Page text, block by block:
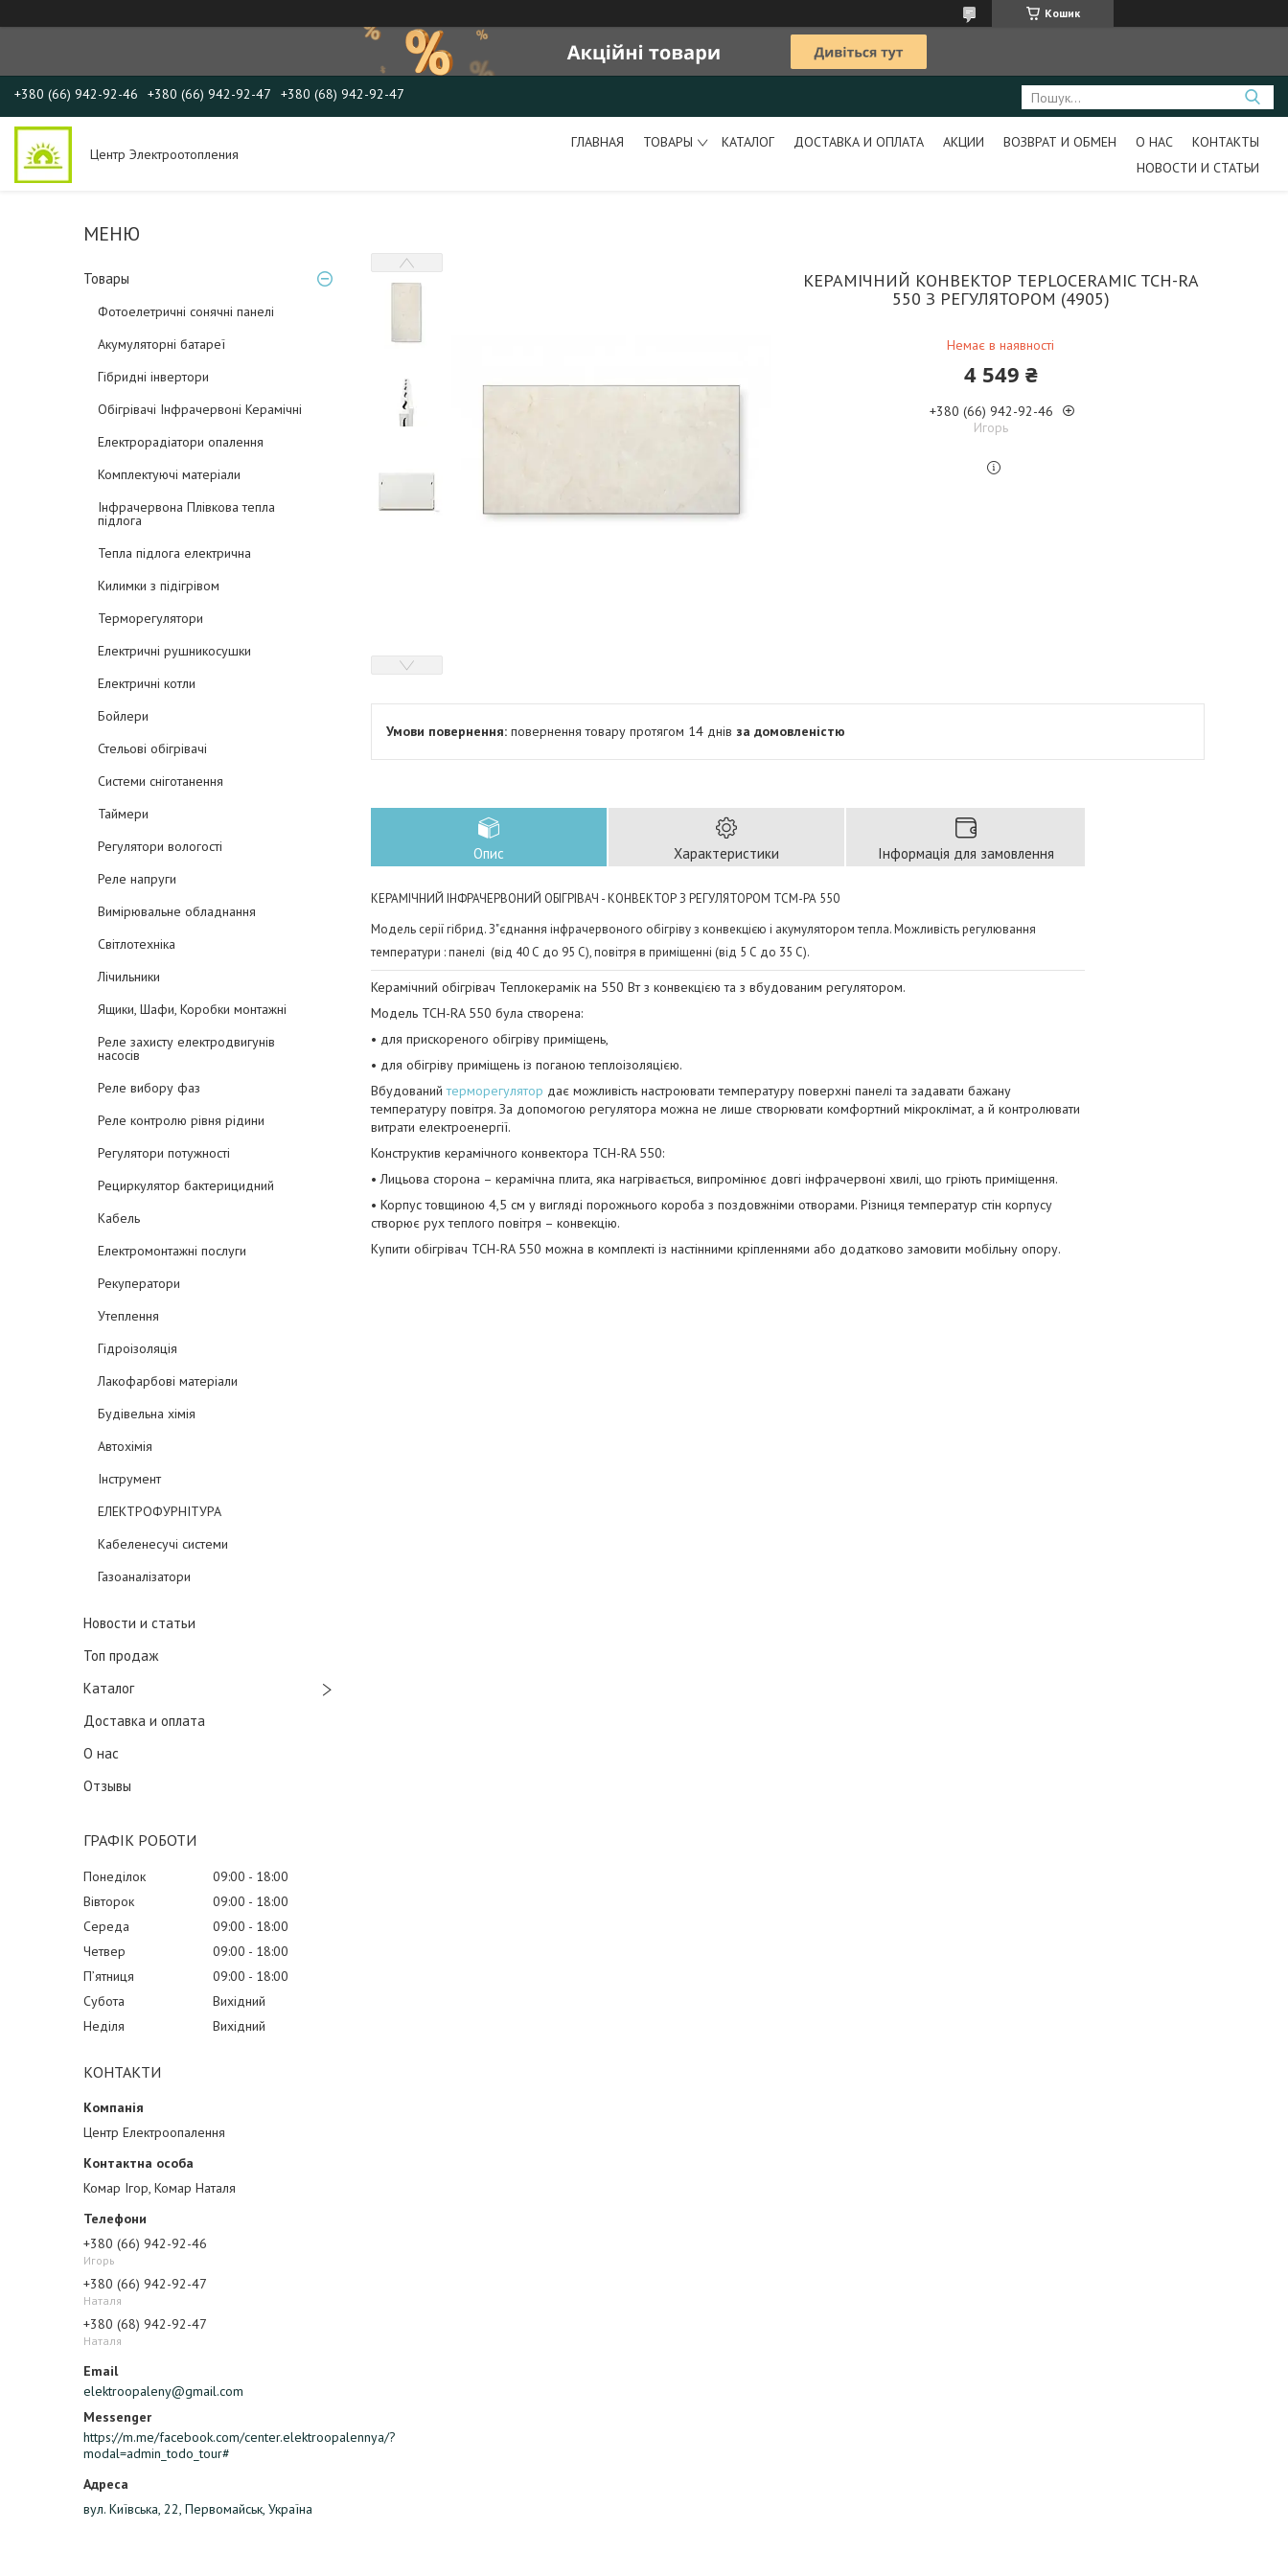
Кошик
+380 (66) 942-92-46 +380 (66) 942-92-47 +380 (68) 942-92-47
Центр Электроотопления
ГЛАВНАЯ ТОВАРЫ КАТАЛОГ ДОСТАВКА И ОПЛАТА АКЦИИ ВОЗВРАТ И ОБМЕН О НАС
КОНТАКТЫ
НОВОСТИ И СТАТЬИ
Товары
Фотоелетричні cонячні панелі
Акумуляторні батареї
Гібридні інвертори
Обігрівачі Інфрачервоні Керамічні
Електрорадіатори опалення
Комплектуючі матеріали
Інфрачервона Плівкова тепла
підлога
Тепла підлога електрична
Килимки з підігрівом
Терморегулятори
Електричні рушникосушки
Електричні котли
Бойлери
Стельові обігрівачі
Системи сніготанення
Таймери
Регулятори вологості
Реле напруги
Вимірювальне обладнання
Світлотехніка
Лічильники
Ящики, Шафи, Коробки монтажні
Реле захисту електродвигунів
насосів
Реле вибору фаз
Реле контролю рівня рідини
Регулятори потужності
Рециркулятор бактерицидний
Кабель
Електромонтажні послуги
Рекуператори
Утеплення
Гідроізоляція
Лакофарбові матеріали
Будівельна хімія
Автохімія
Інструмент
ЕЛЕКТРОФУРНІТУРА
Кабеленесучі системи
Газоаналізатори
Новости и статьи
Топ продаж
Каталог
Доставка и оплата
О нас
Отзывы
ГРАФІК РОБОТИ
Понеділок 09:00
18:00
Вівторок
09:00
18:00
Середа
09:00
18:00
Четвер
09:00
18:00
Пʼятниця
09:00
18:00
Субота
Вихідний
Неділя
Вихідний
КОНТАКТИ
Центр Електроопалення
Комар Ігор, Комар Наталя
+380 (66) 942-92-46
Игорь
+380 (66) 942-92-47
Наталя
+380 (68) 942-92-47
Наталя
elektroopaleny@gmail.com
https://m.me/facebook.com/center.elektroopalennya/?
modal=admin_todo_tour#
вул. Київська, 22, Первомайськ, Україна
КЕРАМІЧНИЙ КОНВЕКТОР TEPLOCERAMIC ТСН-RA
550 З РЕГУЛЯТОРОМ (4905)
Немає в наявності
4 549 ₴
+380 (66) 942-92-46
Игорь
повернення товару протягом 14 днів за домовленістю
Опис Характеристики Інформація для замовлення
КЕРАМІЧНИЙ ІНФРАЧЕРВОНИЙ ОБІГРІВАЧ - КОНВЕКТОР З РЕГУЛЯТОРОМ ТСМ-РА 550
Модель серії гібрид. З"єднання інфрачервоного обігріву з конвекцією і акумулятором тепла. Можливість регулювання
температури : панелі (від 40 С до 95 С), повітря в приміщенні (від 5 С до 35 С).
Керамічний обігрівач Теплокерамік на 550 Вт з конвекцією та з вбудованим регулятором.
Модель ТСН-RA 550 була створена:
• для прискореного обігріву приміщень,
• для обігріву приміщень із поганою теплоізоляцією.
Вбудованийтерморегулятор дає можливість настроювати температуру поверхні панелі та задавати бажану
температуру повітря. За допомогою регулятора можна не лише створювати комфортний мікроклімат, а й контролювати
витрати електроенергії.
Конструктив керамічного конвектора ТСН-RA 550:
• Лицьова сторона – керамічна плита, яка нагрівається, випромінює довгі інфрачервоні хвилі, що гріють приміщення.
• Корпус товщиною 4,5 см у вигляді порожнього короба з поздовжніми отворами. Різниця температур стін корпусу
створює рух теплого повітря – конвекцію.
Купити обігрівач ТСН-RA 550 можна в комплекті із настінними кріпленнями або додатково замовити мобільну опору.